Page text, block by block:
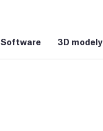
Software 3D modely